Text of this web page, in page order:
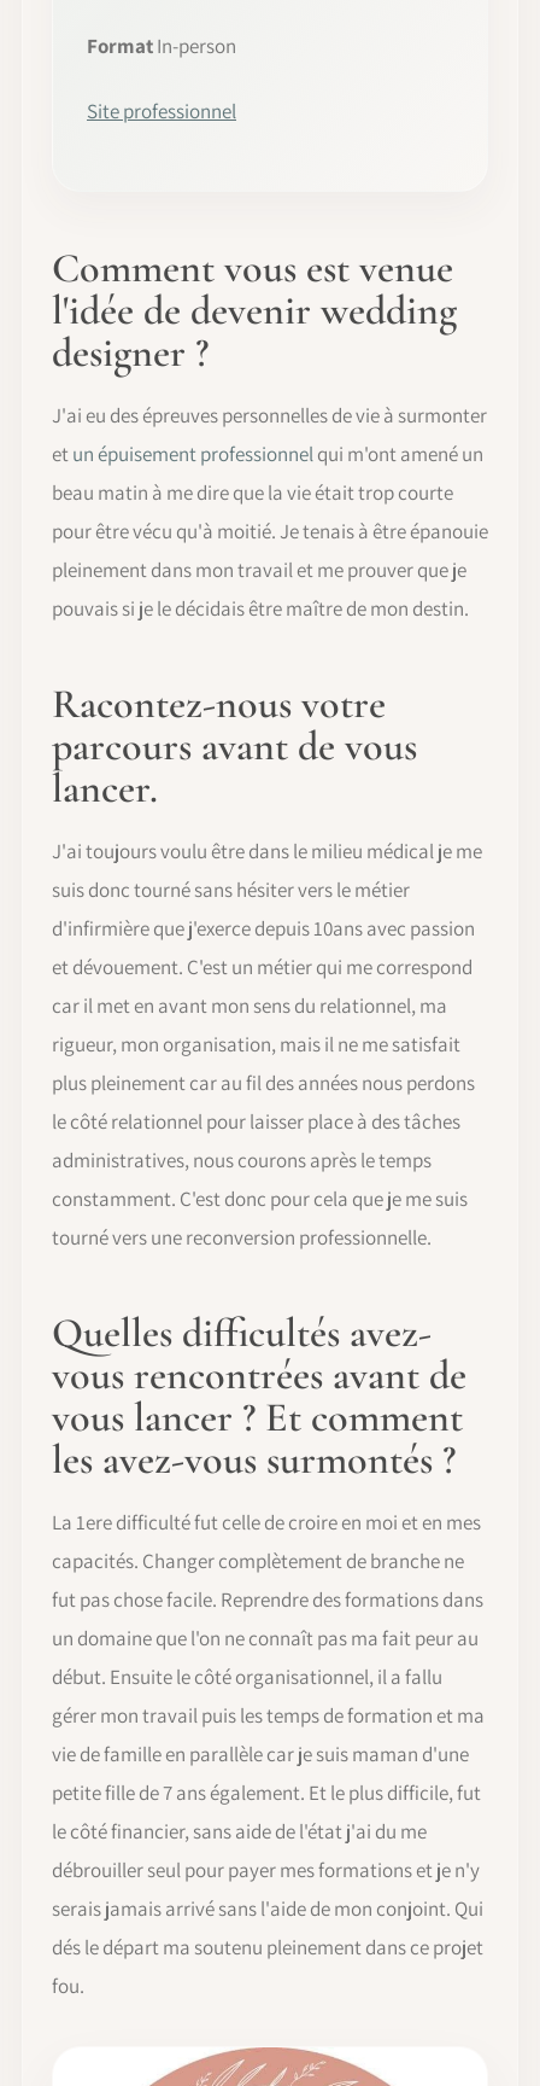
FormatIn-person
Site professionnel
Comment vous est venue
l'idée de devenir wedding
designer ?
J'ai eu des épreuves personnelles de vie à surmonter
etun épuisement professionnelqui m'ont amené un
beau matin à me dire que la vie était trop courte
pour être vécu qu'à moitié. Je tenais à être épanouie
pleinement dans mon travail et me prouver que je
pouvais si je le décidais être maître de mon destin.
Racontez-nous votre
parcours avant de vous
lancer.
J'ai toujours voulu être dans le milieu médical je me
suis donc tourné sans hésiter vers le métier
d'infirmière que j'exerce depuis 10ans avec passion
et dévouement. C'est un métier qui me correspond
car il met en avant mon sens du relationnel, ma
rigueur, mon organisation, mais il ne me satisfait
plus pleinement car au fil des années nous perdons
le côté relationnel pour laisser place à des tâches
administratives, nous courons après le temps
constamment. C'est donc pour cela que je me suis
tourné vers une reconversion professionnelle.
Quelles difficultés avez-
vous rencontrées avant de
vous lancer ? Et comment
les avez-vous surmontés ?
La 1ere difficulté fut celle de croire en moi et en mes
capacités. Changer complètement de branche ne
fut pas chose facile. Reprendre des formations dans
un domaine que l'on ne connaît pas ma fait peur au
début. Ensuite le côté organisationnel, il a fallu
gérer mon travail puis les temps de formation et ma
vie de famille en parallèle car je suis maman d'une
petite fille de 7 ans également. Et le plus difficile, fut
le côté financier, sans aide de l'état j'ai du me
débrouiller seul pour payer mes formations et je n'y
serais jamais arrivé sans l'aide de mon conjoint. Qui
dés le départ ma soutenu pleinement dans ce projet
fou.